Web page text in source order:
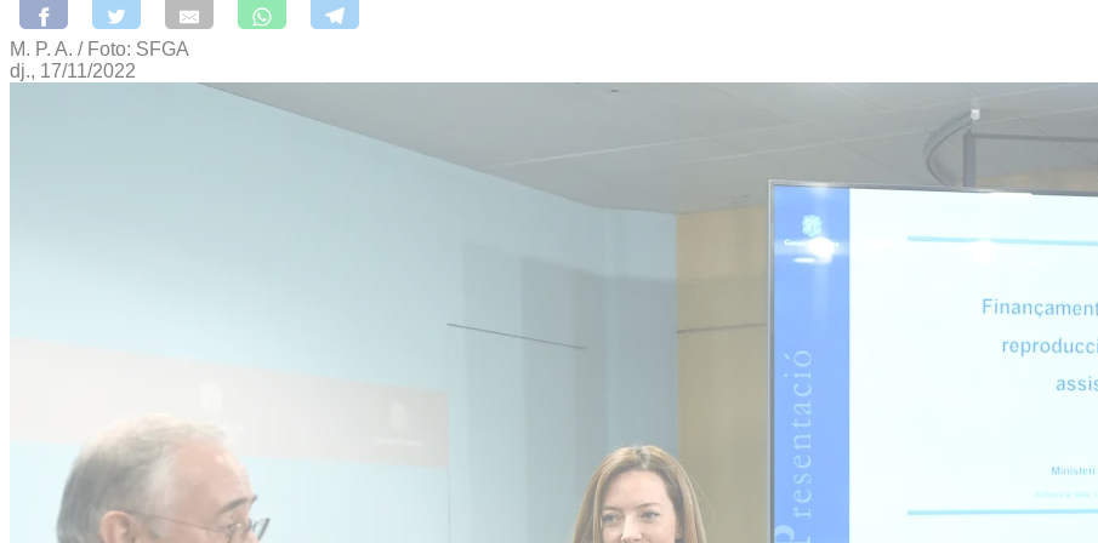
M. P. A. / Foto: SFGA
dj., 17/11/2022